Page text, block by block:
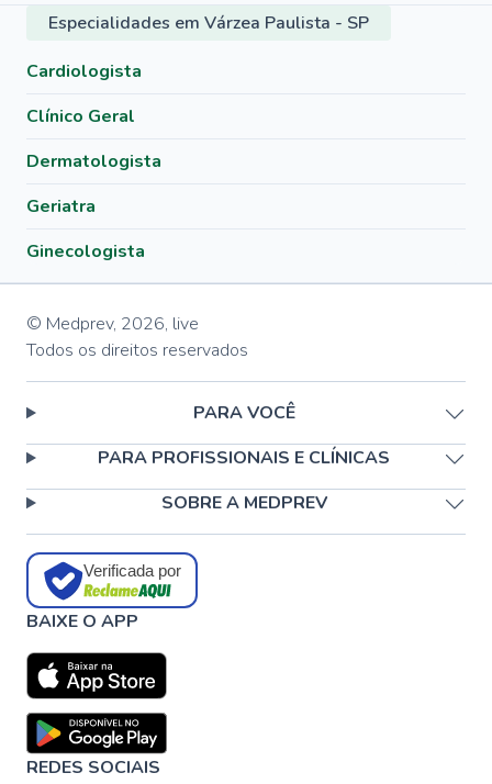
Especialidades em Várzea Paulista - SP
Cardiologista
Clínico Geral
Dermatologista
Geriatra
Ginecologista
© Medprev, 2026, live
Todos os direitos reservados
PARA VOCÊ
PARA PROFISSIONAIS E CLÍNICAS
SOBRE A MEDPREV
Verificada por
BAIXE O APP
REDES SOCIAIS